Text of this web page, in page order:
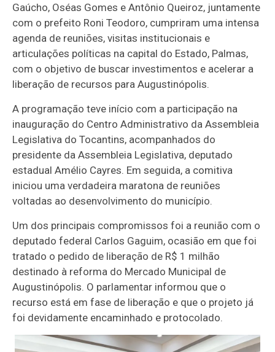
Gaúcho, Oséas Gomes e Antônio Queiroz, juntamente
com o prefeito Roni Teodoro, cumpriram uma intensa
agenda de reuniões, visitas institucionais e
articulações políticas na capital do Estado, Palmas,
com o objetivo de buscar investimentos e acelerar a
liberação de recursos para Augustinópolis.
A programação teve início com a participação na
inauguração do Centro Administrativo da Assembleia
Legislativa do Tocantins, acompanhados do
presidente da Assembleia Legislativa, deputado
estadual Amélio Cayres. Em seguida, a comitiva
iniciou uma verdadeira maratona de reuniões
voltadas ao desenvolvimento do município.
Um dos principais compromissos foi a reunião com o
deputado federal Carlos Gaguim, ocasião em que foi
tratado o pedido de liberação de R$ 1 milhão
destinado à reforma do Mercado Municipal de
Augustinópolis. O parlamentar informou que o
recurso está em fase de liberação e que o projeto já
foi devidamente encaminhado e protocolado.